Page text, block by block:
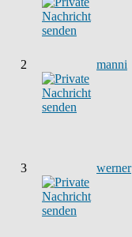
2 manni
3 werner